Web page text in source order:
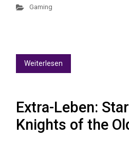
Gaming
Weiterlesen
Extra-Leben:
Knights of the